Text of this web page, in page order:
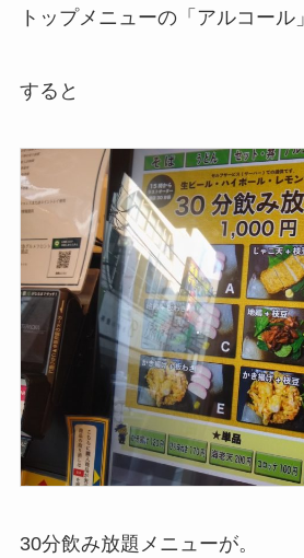
トップメニューの「アルコール
すると
30分飲み放題メニューが。